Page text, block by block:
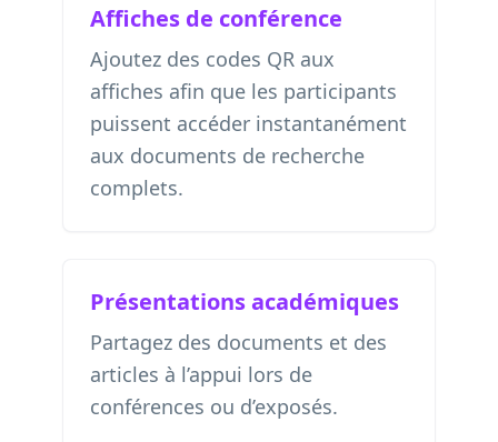
Affiches de conférence
Ajoutez des codes QR aux
affiches afin que les participants
puissent accéder instantanément
aux documents de recherche
complets.
Présentations académiques
Partagez des documents et des
articles à l’appui lors de
conférences ou d’exposés.